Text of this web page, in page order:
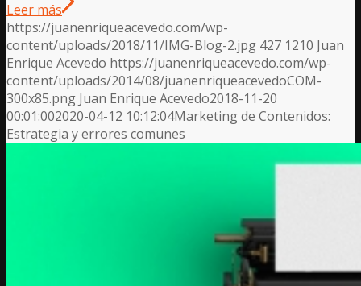
Leer más
https://juanenriqueacevedo.com/wp-
content/uploads/2018/11/IMG-Blog-2.jpg 427 1210 Juan
Enrique Acevedo https://juanenriqueacevedo.com/wp-
content/uploads/2014/08/juanenriqueacevedoCOM-
300x85.png Juan Enrique Acevedo2018-11-20
00:01:002020-04-12 10:12:04Marketing de Contenidos:
Estrategia y errores comunes